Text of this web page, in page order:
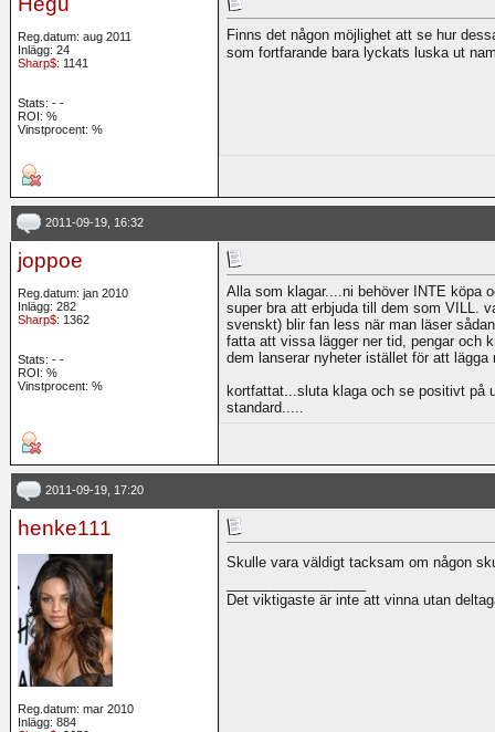
Reg.datum: aug 2011
Inlägg: 24
Sharp$: 1141
Stats: - -
ROI: %
Vinstprocent: %
Finns det någon möjlighet att se hur
som fortfarande bara lyckats luska ut
2011-09-19, 16:32
joppoe
Reg.datum: jan 2010
Inlägg: 282
Sharp$: 1362
Stats: - -
ROI: %
Vinstprocent: %
Alla som klagar....ni behöver INTE köpa
super bra att erbjuda till dem som VILL.
svenskt) blir fan less när man läser
fatta att vissa lägger ner tid, pengar och
dem lanserar nyheter istället för att lägga
kortfattat...sluta klaga och se positivt på
standard.....
2011-09-19, 17:20
henke111
Reg.datum: mar 2010
Inlägg: 884
Skulle vara väldigt tacksam om någon
Det viktigaste är inte att vinna utan